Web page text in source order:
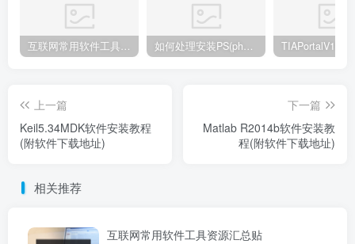
互联网常用软件工具资源汇总贴 如何处理安装PS(photoshop cc2018) 时，提示系统或者IE浏览器需要升级
上一篇
Keil5.34MDK软件安装教程
(附软件下载地址)
下一篇
Matlab R2014b软件安装教
程(附软件下载地址)
相关推荐
互联网常用软件工具资源汇总贴